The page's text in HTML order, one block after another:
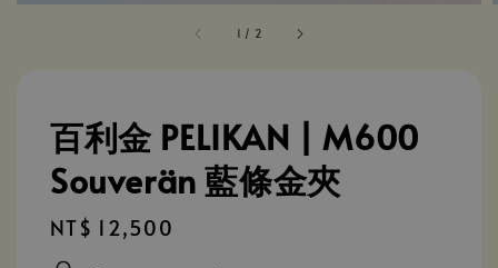
1 / 2
百利金 PELIKAN | M600
Souverän 藍條金夾
Regular
price
NT$ 12,500